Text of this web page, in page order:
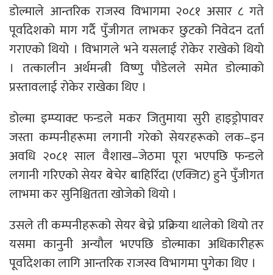
डोल्माले आन्तरिक राजस्व विभागमा २०८१ असार ८ गते
पूर्वादेशको माग गर्दै पुँजीगत लाभकर छुटको निवेदन दर्ता
गराएको थियो । विभागले भने यसलाई रोकेर राखेको थियो
। तत्कालीन अर्थमन्त्री विष्णु पौडेलले समेत डोल्माको
प्रस्तावलाई रोकेर राखेका थिए ।
डोल्मा इम्प्याक्ट फन्डले मकर जितुमाया सुरी हाइड्रोपावर
जस्ता कम्पनीहरूमा लगानी गरेको सेयरहरूको लक–इन
अवधि २०८१ साल वैशाख–जेठमा पूरा भएपछि फन्डले
लगानी गरिएको सेयर बेचेर बाहिरिँदा (एक्जिट) हुने पुँजीगत
लाभमा कर सुनिश्चितता खोजेको थियो ।
उसले ती कम्पनीहरूको सेयर बेच्ने प्रक्रिया थालेको थियो तर
यसमा कानुनी अन्यौल भएपछि डोल्माका अधिकारीहरू
पूर्वादेशका लागि आन्तरिक राजस्व विभागमा पुगेका थिए ।